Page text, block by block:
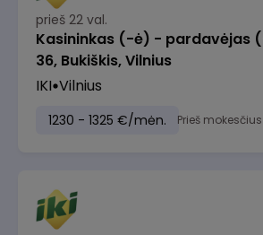
prieš 22 val.
Kasininkas (-ė) - pardavėjas
36, Bukiškis, Vilnius
IKI Vilnius
1230 - 1325 €/mėn. Prieš mokesčius